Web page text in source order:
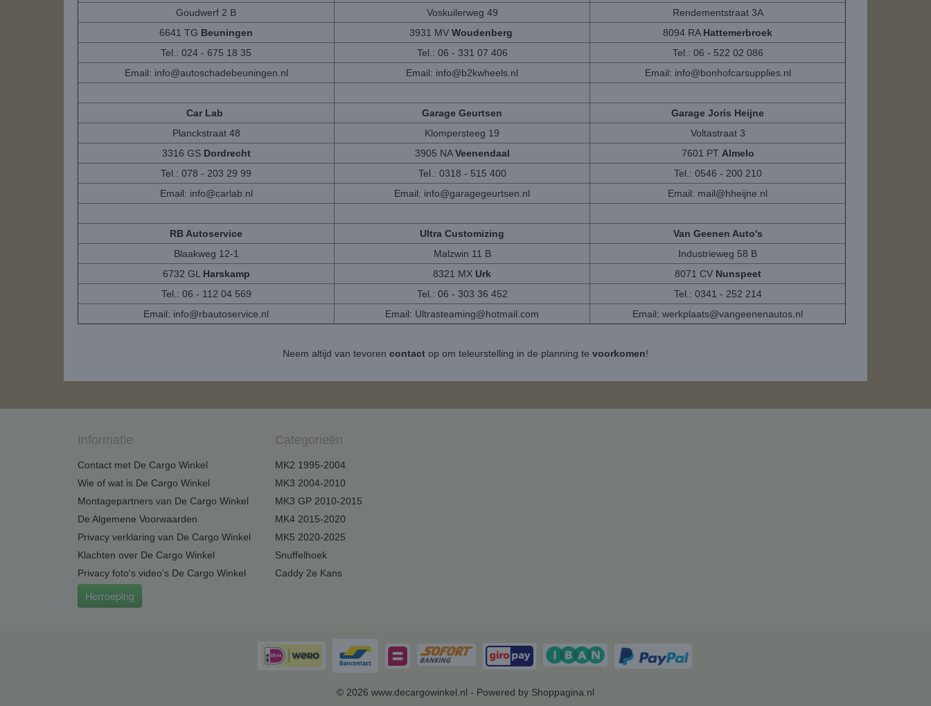
Goudwerf 2 B
Voskuilerweg 49
Rendementstraat 3A
6641 TG Beuningen 3931 MV Woudenberg 8094 RA Hattemerbroek
Tel.: 024 - 675 18 35
Tel.: 06 - 331 07 406
Tel.: 06 - 522 02 086
Email: info@autoschadebeuningen.nl Email: info@b2kwheels.nl Email: info@bonhofcarsupplies.nl
Car Lab Garage Geurtsen
Garage Joris Heijne
Planckstraat 48
Klompersteeg 19
Voltastraat 3
3316 GS Dordrecht 3905 NAVeenendaal 7601 PT Almelo
Tel.: 078 - 203 29 99
Tel.: 0318 - 515 400
Tel.: 0546 - 200 210
Email: info@carlab.nl Email: info@garagegeurtsen.nl Email: mail@hheijne.nl
RB Autoservice Ultra Customizing
Van Geenen Auto's
Blaakweg 12-1
Malzwin 11 B
Industrieweg 58 B
6732 GL Harskamp 8321 MX Urk 8071 CV Nunspeet
Tel.: 06 - 112 04 569
Tel.: 06 - 303 36 452
Tel.: 0341 - 252 214
Email: info@rbautoservice.nl Email: Ultrasteaming@hotmail.com Email: werkplaats@vangeenenautos.nl
Neem altijd van tevoren contact op om teleurstelling in de planning te voorkomen!
Informatie
Contact met De Cargo Winkel
Wie of wat is De Cargo Winkel
Montagepartners van De Cargo Winkel
De Algemene Voorwaarden
Privacy verklaring van De Cargo Winkel
Klachten over De Cargo Winkel
Privacy foto's video's De Cargo Winkel
Herroeping
Categorieën
MK2 1995-2004
MK3 2004-2010
MK3 GP 2010-2015
MK4 2015-2020
MK5 2020-2025
Snuffelhoek
Caddy 2e Kans
© 2026 www.decargowinkel.nl - Powered by Shoppagina.nl